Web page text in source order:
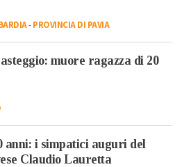
-PROVINCIA DI PAVIA
muore ragazza di 20
anni: i simpatici auguri del
Claudio Lauretta